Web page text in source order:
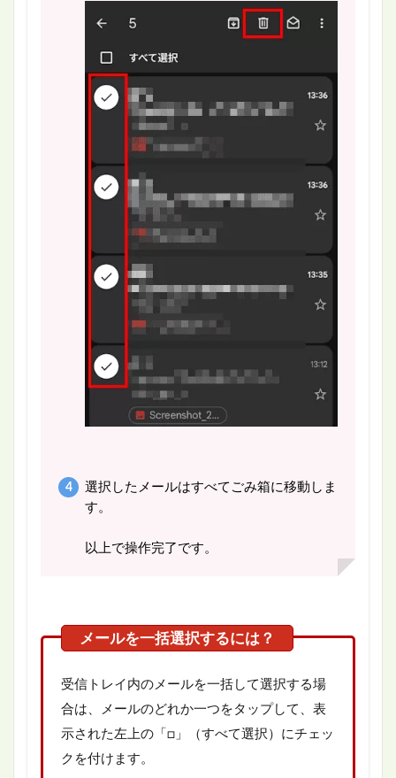
選択したメールはすべてごみ箱に移動しま
す。
以上で操作完了です。
受信トレイ内のメールを一括して選択する場
合は、メールのどれか一つをタップして、表
示された左上の「□」（すべて選択）にチェッ
クを付けます。